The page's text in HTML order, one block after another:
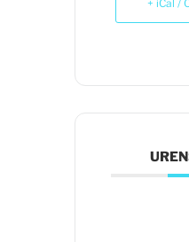
+ iCal /